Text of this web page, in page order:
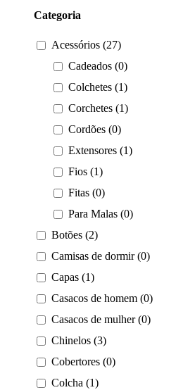
Categoria
Acessórios (27)
Cadeados (0)
Colchetes (1)
Corchetes (1)
Cordões (0)
Extensores (1)
Fios (1)
Fitas (0)
Para Malas (0)
Botões (2)
Camisas de dormir (0)
Capas (1)
Casacos de homem (0)
Casacos de mulher (0)
Chinelos (3)
Cobertores (0)
Colcha (1)